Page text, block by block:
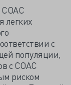
СОАС
легких
с
популяции,
с СОАС
риском